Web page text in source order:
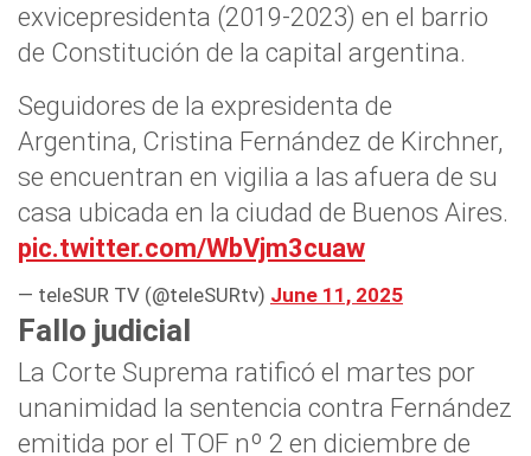
exvicepresidenta (2019-2023) en el barrio
de Constitución de la capital argentina.
Seguidores de la expresidenta de
Argentina, Cristina Fernández de Kirchner,
se encuentran en vigilia a las afuera de su
casa ubicada en la ciudad de Buenos Aires.
pic.twitter.com/WbVjm3cuaw
— teleSUR TV (@teleSURtv) June 11, 2025
Fallo judicial
La Corte Suprema ratificó el martes por
unanimidad la sentencia contra Fernández
emitida por el TOF nº 2 en diciembre de